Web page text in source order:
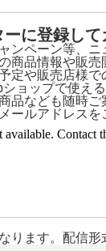
ーに登録し
ンペーン等、
商品情報や販売
定や販売店様で
ショップで使え
品なども随時
ールアドレス
ります。配信